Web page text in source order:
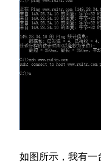
如图所示，我有一